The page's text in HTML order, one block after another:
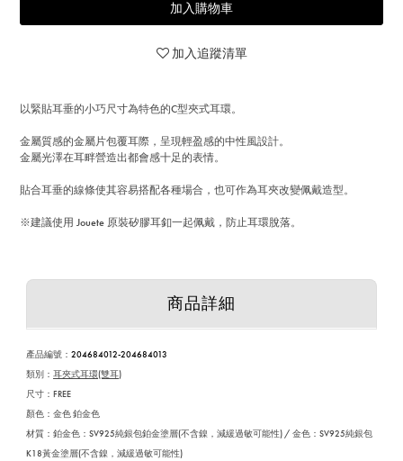
加入購物車
加入追蹤清單
以緊貼耳垂的小巧尺寸為特色的C型夾式耳環。
金屬質感的金屬片包覆耳際，呈現輕盈感的中性風設計。
金屬光澤在耳畔營造出都會感十足的表情。
貼合耳垂的線條使其容易搭配各種場合，也可作為耳夾改變佩戴造型。
※建議使用 Jouete 原裝矽膠耳釦一起佩戴，防止耳環脫落。
商品詳細
產品編號 ： 204684012-204684013
類別： 耳夾式耳環(雙耳)
尺寸：FREE
顏色：金色 鉑金色
材質：鉑金色：SV925純銀包鉑金塗層(不含鎳，減緩過敏可能性) / 金色：SV925純銀包
K18黃金塗層(不含鎳，減緩過敏可能性)